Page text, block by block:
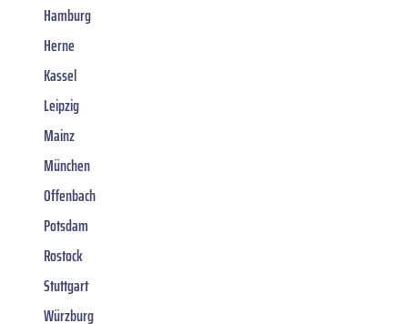
Hamburg
Herne
Kassel
Leipzig
Mainz
München
Offenbach
Potsdam
Rostock
Stuttgart
Würzburg